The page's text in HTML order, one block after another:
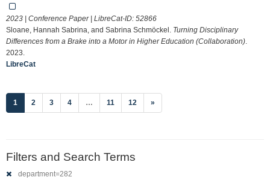
2023 | Conference Paper | LibreCat-ID: 52866
Sloane, Hannah Sabrina, and Sabrina Schmöckel. Turning Disciplinary
Differences from a Brake into a Motor in Higher Education (Collaboration)
2023.
LibreCat
1 (current)
2 3 4 … 11 12 »
Filters and Search Terms
department=282